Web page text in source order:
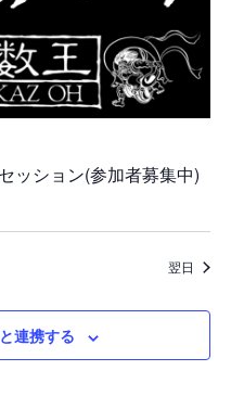
シ
ョ
ン
を
表
示
ン
ッション(参加者募集中)
翌日
連携する